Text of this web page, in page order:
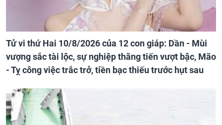
Tử vi thứ Hai 10/8/2026 của 12 con giáp: Dần - Mùi
vượng sắc tài lộc, sự nghiệp thăng tiến vượt bậc, Mão
- Tỵ công việc trắc trở, tiền bạc thiếu trước hụt sau